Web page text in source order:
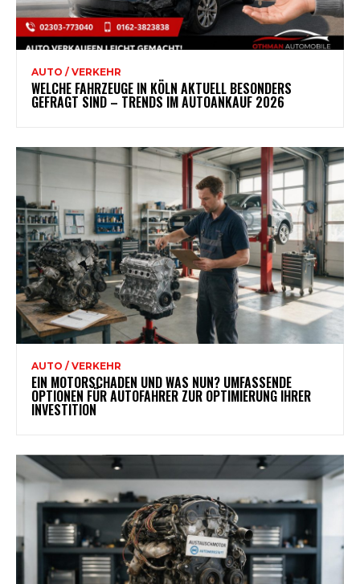
AUTO / VERKEHR
WELCHE FAHRZEUGE IN KÖLN AKTUELL BESONDERS
GEFRAGT SIND – TRENDS IM AUTOANKAUF 2026
AUTO / VERKEHR
EIN MOTORSCHADEN UND WAS NUN? UMFASSENDE
OPTIONEN FÜR AUTOFAHRER ZUR OPTIMIERUNG IHRER
INVESTITION